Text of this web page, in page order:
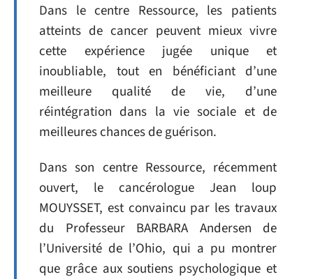
Dans le centre Ressource, les patients
atteints de cancer peuvent mieux vivre
cette expérience jugée unique et
inoubliable, tout en bénéficiant d’une
meilleure qualité de vie, d’une
réintégration dans la vie sociale et de
meilleures chances de guérison.
Dans son centre Ressource, récemment
ouvert, le cancérologue Jean loup
MOUYSSET, est convaincu par les travaux
du Professeur BARBARA Andersen de
l’Université de l’Ohio, qui a pu montrer
que grâce aux soutiens psychologique et